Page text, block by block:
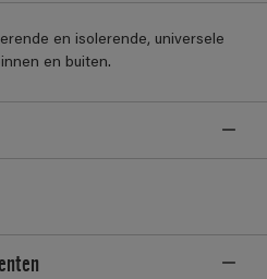
en isolerende, universele
en buiten.